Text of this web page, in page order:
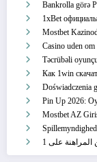
Bankrolla görə
1xBet
Mostbet
Casino uden
Təcrübəli
Как 1win
Doświadczenia
Pin Up 2026:
Mostbet AZ